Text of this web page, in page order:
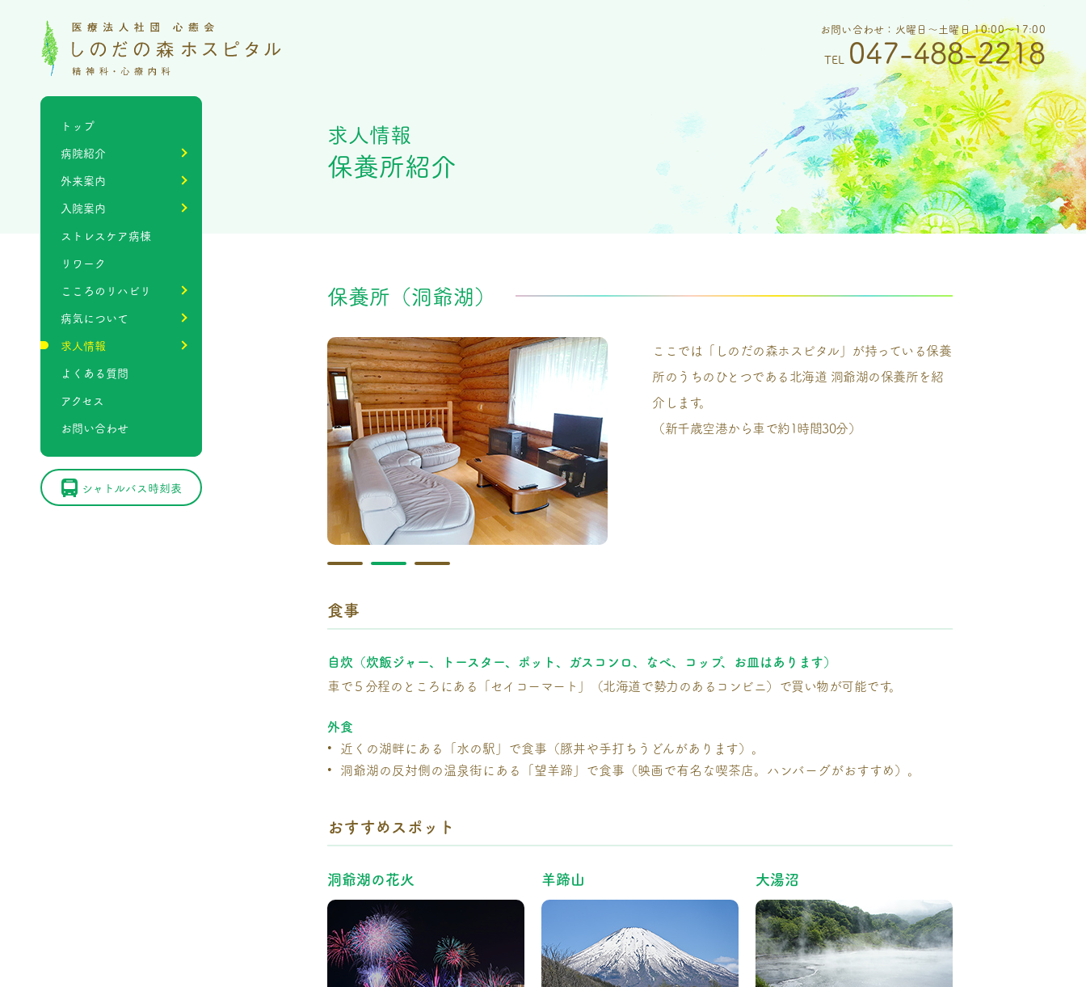
お問い合わせ：火曜日～土曜日 10:00～17:00
TEL 047-488-2218
トップ
病院紹介
外来案内
入院案内
ストレスケア病棟
リワーク
こころのリハビリ
病気について
求人情報
よくある質問
アクセス
お問い合わせ
シャトルバス時刻表
求人情報
保養所紹介
保養所（洞爺湖）
ここでは「しのだの森ホスピタル」が持っている保養
所のうちのひとつである北海道 洞爺湖の保養所を紹
介します。
（新千歳空港から車で約1時間30分）
食事
自炊（炊飯ジャー、トースター、ポット、ガスコンロ、なべ、コップ、お皿はあります）
車で５分程のところにある「セイコーマート」（北海道で勢力のあるコンビニ）で買い物が可能です。
外食
近くの湖畔にある「水の駅」で食事（豚丼や手打ちうどんがあります）。
洞爺湖の反対側の温泉街にある「望羊蹄」で食事（映画で有名な喫茶店。ハンバーグがおすすめ）。
おすすめスポット
洞爺湖の花火 羊蹄山 大湯沼